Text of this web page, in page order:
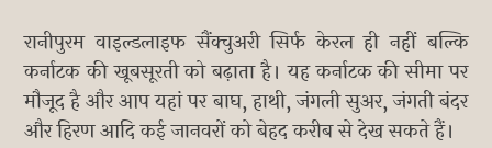
रानीपुरम वाइल्डलाइफ सैंक्चुअरी सिर्फ केरल ही नहीं बल्कि
कर्नाटक की खूबसूरती को बढ़ाता है। यह कर्नाटक की सीमा पर
मौजूद है और आप यहां पर बाघ, हाथी, जंगली सुअर, जंगती बंदर
और हिरण आदि कई जानवरों को बेहद करीब से देख सकते हैं।